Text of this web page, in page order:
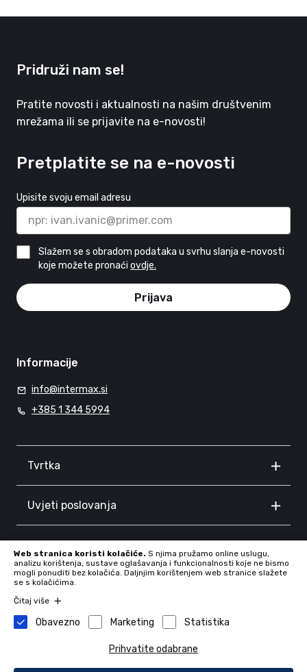
Pridruži nam se!
Pratite novosti i aktualnosti na našim društvenim
mrežama ili se prijavite na e-novosti!
Pretplatite se na e-novosti
Upisite svoju email adresu
Slažem se s obradom podataka u svrhu slanja e-novosti
koje možete pronaći ovdje.
Prijava
Informacije
info@intermax.si
+385 1 344 5994
Tvrtka
Uvjeti poslovanja
Web stranica koristi kolačiće. S njima pružamo online uslugu,
analizu korištenja, sustave oglašavanja i funkcionalnosti koje ne bismo
mogli ponuditi bez kolačića. Daljnjim korištenjem web stranice slažete
se s kolačićima.
Čitaj više
Obavezno Marketing Statistika
Prihvatite odabrane